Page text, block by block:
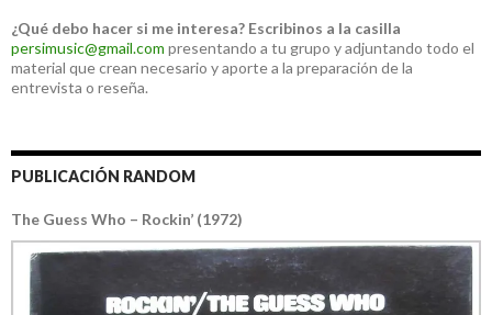
¿Qué debo hacer si me interesa? Escribinos a la casilla
persimusic@gmail.com presentando a tu grupo y adjuntando todo el
material que crean necesario y aporte a la preparación de la
entrevista o reseña.
PUBLICACIÓN RANDOM
The Guess Who – Rockin’ (1972)